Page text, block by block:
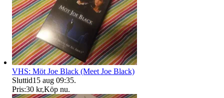
VHS: Möt Joe Black (Meet Joe Black)
Sluttid15 aug 09:35.
Pris:30 kr,Köp nu.